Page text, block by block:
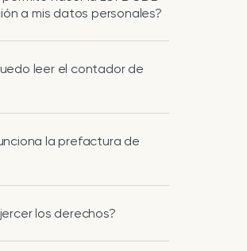
a mis datos personales?
leer el contador de
la prefactura de
los derechos?